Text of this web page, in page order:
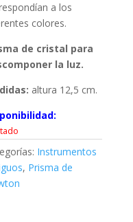
a los
colores.
de cristal para
la luz.
altura 12,5 cm.
Instrumentos
, Prisma de